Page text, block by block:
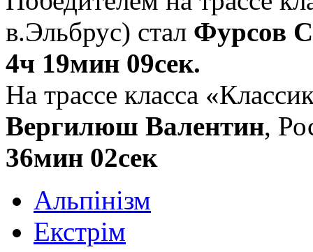
в.Эльбрус) стал Фурсов
4ч 19мин 09сек.
На трассе класса
Вергилюш Валентин,
36мин 02сек
Альпінізм
Екстрім